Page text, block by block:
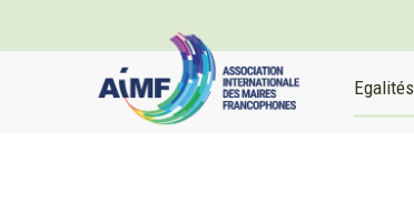
Egalités